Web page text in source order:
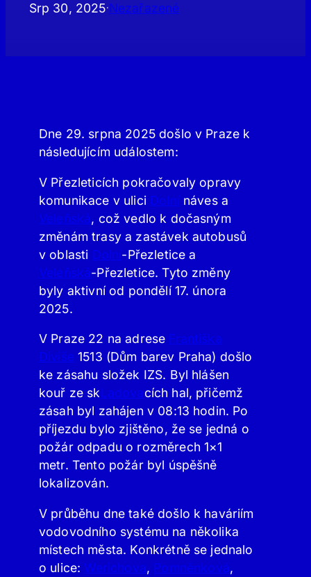
Srp 30, 2025·Nezařazené
Dne 29. srpna 2025 došlo v Praze k
následujícím událostem:
V Přezleticích pokračovaly opravy
komunikace v ulici Dolnínáves a
Veleňská, což vedlo k dočasným
změnám trasy a zastávek autobusů
v oblasti Dolní-Přezletice a
Veleňská-Přezletice. Tyto změny
byly aktivní od pondělí 17. února
2025.
V Praze 22 na adrese Františka
Diviše 1513 (Dům barev Praha) došlo
ke zásahu složek IZS. Byl hlášen
kouř ze skLadovacích hal, přičemž
zásah byl zahájen v 08:13 hodin. Po
příjezdu bylo zjištěno, že se jedná o
požár odpadu o rozměrech 1×1
metr. Tento požár byl úspěšně
lokalizován.
V průběhu dne také došlo k haváriím
vodovodního systému na několika
místech města. Konkrétně se jednalo
o ulice: Werichova, Pomněnková,